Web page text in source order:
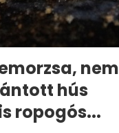
nem
hús
ropogós...